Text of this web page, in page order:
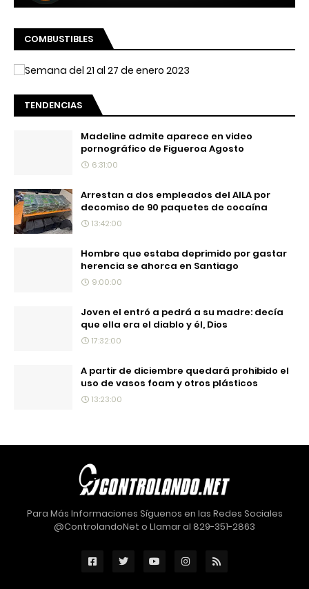
COMBUSTIBLES
TENDENCIAS
Madeline admite aparece en video
pornográfico de Figueroa Agosto
6:31:00
Arrestan a dos empleados del AILA por
decomiso de 90 paquetes de cocaína
13:42:00
Hombre que estaba deprimido por gastar
herencia se ahorca en Santiago
9:00:00
Joven el entró a pedrá a su madre: decía
que ella era el diablo y él, Dios
17:32:00
A partir de diciembre quedará prohibido el
uso de vasos foam y otros plásticos
13:23:00
Para Más Informaciones Síguenos en las Redes Sociales
@ControlandoNet o Llamar al 829-351-2863